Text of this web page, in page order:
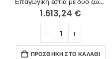
1.613,24 €
ΠΡΟΣΘΉΚΗ ΣΤΟ ΚΑΛΆΘΙ